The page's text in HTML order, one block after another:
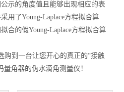
示的角度值且能够出现相应的表
用了Young-Laplace方程拟合算
合的假Young-Laplace方程拟合算
购到一台让您开心的真正的“接触
角器的伪水滴角测量仪！